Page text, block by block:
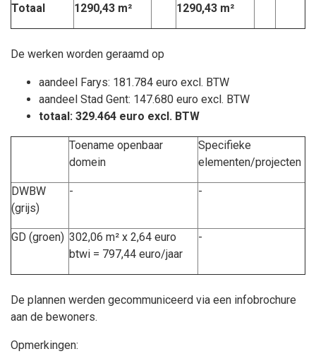
Totaal 1290,43 m² 1290,43 m²
De werken worden geraamd op
aandeel Farys: 181.784 euro excl. BTW
aandeel Stad Gent: 147.680 euro excl. BTW
totaal: 329.464 euro excl. BTW
Toename openbaar
domein
Specifieke
elementen/projecten
DWBW
(grijs)
- -
GD (groen) 302,06 m² x 2,64 euro
btwi = 797,44 euro/jaar
-
De plannen werden gecommuniceerd via een infobrochure
aan de bewoners.
Opmerkingen: